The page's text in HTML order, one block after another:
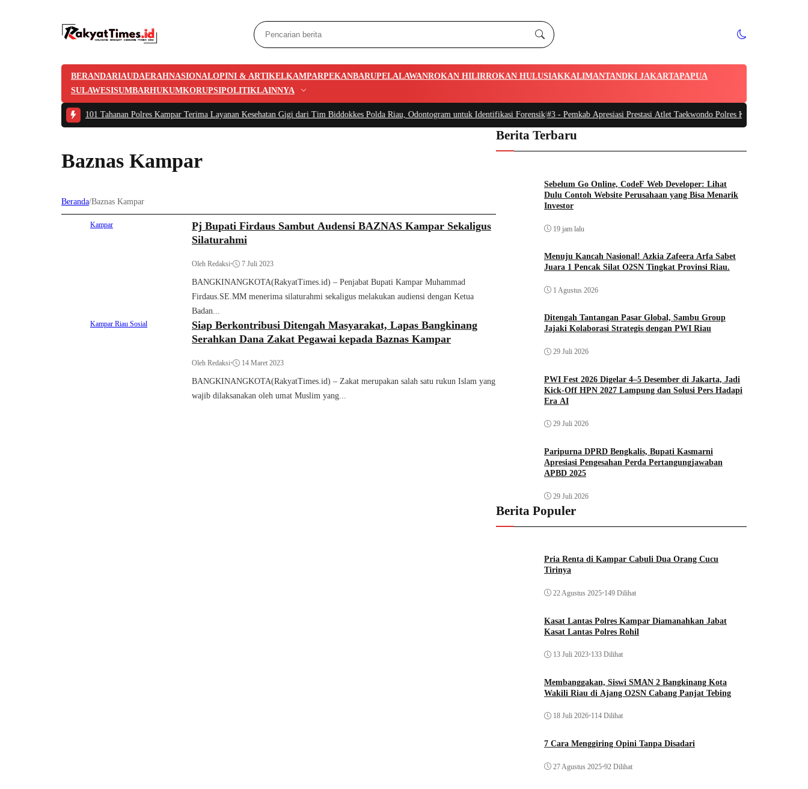
BERANDARIAUDAERAHNASIONALOPINI & ARTIKELKAMPARPEKANBARUPELALAWANROKAN HILIRROKAN HULUSIAKKALIMANTANDKI JAKARTAPAPUA
SULAWESISUMBARHUKUMKORUPSIPOLITIKLAINNYA
101 Tahanan Polres Kampar Terima Layanan Kesehatan Gigi dari Tim Biddokkes Polda Riau, Odontogram untuk Identifikasi Forensik|#3 -Pemkab Apresiasi Prestasi Atlet Taekwondo Polres Kampar di PON Kapolri Cup VI
Baznas Kampar
Beranda/Baznas Kampar
Kampar
Pj Bupati Firdaus Sambut Audensi BAZNAS Kampar Sekaligus
Silaturahmi
Oleh Redaksi• 7 Juli 2023
BANGKINANGKOTA(RakyatTimes.id) – Penjabat Bupati Kampar Muhammad
Firdaus.SE.MM menerima silaturahmi sekaligus melakukan audiensi dengan Ketua
Badan...
Kampar Riau Sosial
Siap Berkontribusi Ditengah Masyarakat, Lapas Bangkinang
Serahkan Dana Zakat Pegawai kepada Baznas Kampar
Oleh Redaksi• 14 Maret 2023
BANGKINANGKOTA(RakyatTimes.id) – Zakat merupakan salah satu rukun Islam yang
wajib dilaksanakan oleh umat Muslim yang...
Berita Terbaru
Sebelum Go Online, CodeF Web Developer: Lihat
Dulu Contoh Website Perusahaan yang Bisa Menarik
Investor
19 jam lalu
Menuju Kancah Nasional! Azkia Zafeera Arfa Sabet
Juara 1 Pencak Silat O2SN Tingkat Provinsi Riau.
1 Agustus 2026
Ditengah Tantangan Pasar Global, Sambu Group
Jajaki Kolaborasi Strategis dengan PWI Riau
29 Juli 2026
PWI Fest 2026 Digelar 4–5 Desember di Jakarta, Jadi
Kick-Off HPN 2027 Lampung dan Solusi Pers Hadapi
Era AI
29 Juli 2026
Paripurna DPRD Bengkalis, Bupati Kasmarni
Apresiasi Pengesahan Perda Pertangungjawaban
APBD 2025
29 Juli 2026
Berita Populer
Pria Renta di Kampar Cabuli Dua Orang Cucu
Tirinya
22 Agustus 2025•149 Dilihat
Kasat Lantas Polres Kampar Diamanahkan Jabat
Kasat Lantas Polres Rohil
13 Juli 2023•133 Dilihat
Membanggakan, Siswi SMAN 2 Bangkinang Kota
Wakili Riau di Ajang O2SN Cabang Panjat Tebing
18 Juli 2026•114 Dilihat
7 Cara Menggiring Opini Tanpa Disadari
27 Agustus 2025•92 Dilihat